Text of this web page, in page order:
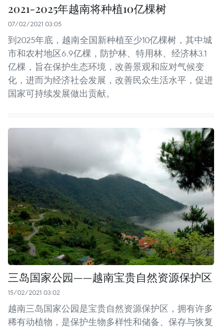
2021-2025年越南将种植10亿棵树
07/02/2021 03:05
到2025年底，越南全国新种植至少10亿棵树，其中城
市和农村地区6.9亿棵，防护林、特用林、经济林3.1
亿棵，旨在保护生态环境，改善景观和应对气候变
化，进而为经济社会发展，改善民众生活水平，促进
国家可持续发展做出贡献。
三岛国家公园——越南宝贵自然资源保护区
15/02/2021 03:02
越南三岛国家公园是宝贵自然资源保护区，拥有许多
稀有动植物，是保护生物多样性和储备、保存与恢复